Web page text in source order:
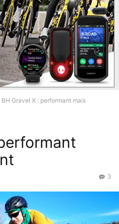
BH Gravel X : performant mais
3